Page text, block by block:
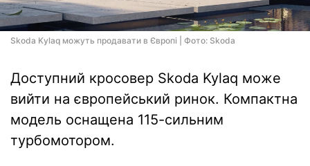
Skoda Kylaq можуть продавати в Європі | Фото: Skoda
Доступний кросовер Skoda Kylaq може
вийти на європейський ринок. Компактна
модель оснащена 115-сильним
турбомотором.